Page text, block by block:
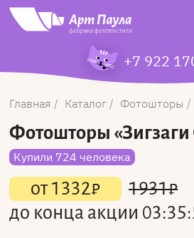
+7 922
Главная Каталог Фотошторы
Фотошторы
Купили 724 человека
от1332₽ 1931₽
до конца акции